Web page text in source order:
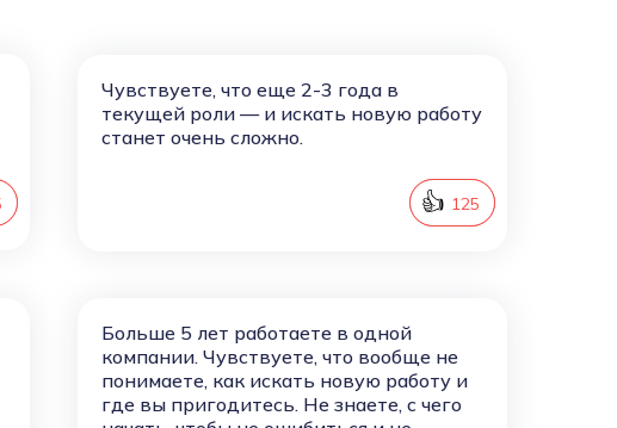
Больше 5 лет работаете в одной
компании. Чувствуете, что вообще не
понимаете, как искать новую работу и
где вы пригодитесь. Не знаете, с чего
Чувствуете, что еще 2-3 года в
текущей роли — и искать новую работу
станет очень сложно.
126
👍 125